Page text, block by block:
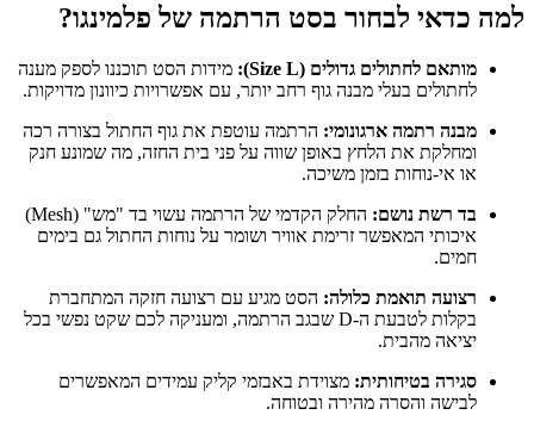
למה כדאי לבחור בסט הרתמה של פלמינגו?
מותאם לחתולים גדולים (Size L):
מידות הסט תוכננו לספק מענה
לחתולים בעלי מבנה גוף רחב יותר, עם אפשרויות כיוונון מדויקות.
מבנה רתמה ארגונומי: הרתמה עוטפת את גוף החתול בצורה רכה
ומחלקת את הלחץ באופן שווה על פני בית החזה, מה שמונע חנק
או אי-נוחות בזמן משיכה.
בד רשת נושם:
החלק הקדמי של הרתמה עשוי בד "מש" (Mesh)
איכותי המאפשר זרימת אוויר ושומר על נוחות החתול גם בימים
חמים.
רצועה תואמת כלולה: הסט מגיע עם רצועה חזקה המתחברת
בקלות לטבעת ה-D שבגב הרתמה, ומעניקה לכם שקט נפשי בכל
יציאה מהבית.
סגירה בטיחותית: מצוידת באבזמי קליק עמידים המאפשרים
לבישה והסרה מהירה ובטוחה.